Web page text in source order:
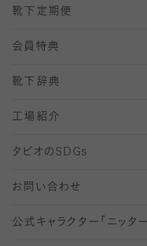
12分丈レギンス
13分丈レギンス
SSサイズ（21～23cm）
Sサイズ（22～25cm）
Mサイズ（25～27cm）
Lサイズ（27～29cm）
むくみ対策
足の疲れ対策
足の臭い対策
冷え対策
靴ずれ対策
快適な睡眠対策
靴下定期便
会員特典
靴下辞典
工場紹介
タビオのSDGs
お問い合わせ
公式キャラクター「ニッタ